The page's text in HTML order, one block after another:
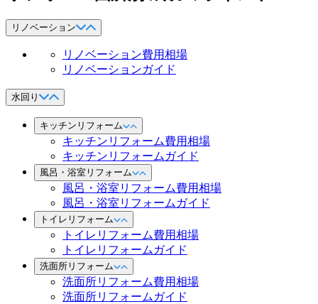
リノベーション
リノベーション費用相場
リノベーションガイド
水回り
キッチンリフォーム
キッチンリフォーム費用相場
キッチンリフォームガイド
風呂・浴室リフォーム
風呂・浴室リフォーム費用相場
風呂・浴室リフォームガイド
トイレリフォーム
トイレリフォーム費用相場
トイレリフォームガイド
洗面所リフォーム
洗面所リフォーム費用相場
洗面所リフォームガイド